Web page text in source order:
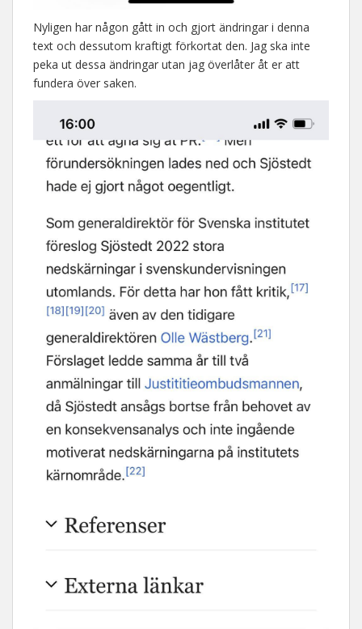
Nyligen har någon gått in och gjort ändringar i denna
text och dessutom kraftigt förkortat den. Jag ska inte
peka ut dessa ändringar utan jag överlåter åt er att
fundera över saken.